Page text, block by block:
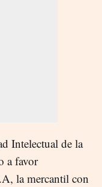
Intelectual de la
a favor
la mercantil con